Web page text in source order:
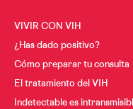
VIVIR CON VIH
¿Has dado positivo?
Cómo preparar tu consulta
El tratamiento del VIH
Indetectable es